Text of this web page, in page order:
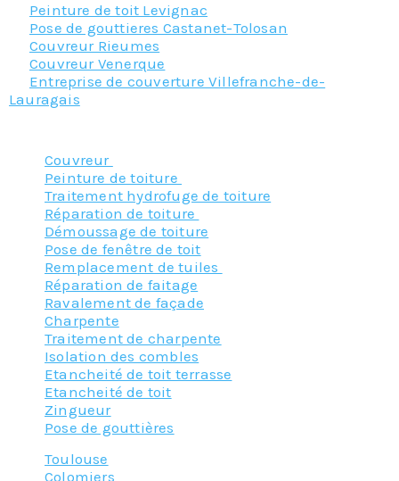
Peinture de toit Levignac
Pose de gouttieres Castanet-Tolosan
Couvreur Rieumes
Couvreur Venerque
Entreprise de couverture Villefranche-de-
Lauragais
Couvreur
Peinture de toiture
Traitement hydrofuge de toiture
Réparation de toiture
Démoussage de toiture
Pose de fenêtre de toit
Remplacement de tuiles
Réparation de faitage
Ravalement de façade
Charpente
Traitement de charpente
Isolation des combles
Etancheité de toit terrasse
Etancheité de toit
Zingueur
Pose de gouttières
Toulouse
Colomiers